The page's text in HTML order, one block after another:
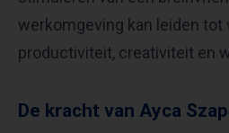
werkomgeving kan leiden tot
productiviteit, creativiteit en
De kracht van Ayca